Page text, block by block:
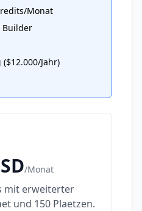
Monat
Builder
Jahr)
/Monat
mit erweiterter
und 150 Plaetzen.